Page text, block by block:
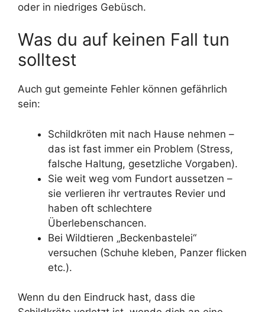
oder in niedriges Gebüsch.
Was du auf keinen Fall tun
solltest
Auch gut gemeinte Fehler können gefährlich
sein:
Schildkröten mit nach Hause nehmen –
das ist fast immer ein Problem (Stress,
falsche Haltung, gesetzliche Vorgaben).
Sie weit weg vom Fundort aussetzen –
sie verlieren ihr vertrautes Revier und
haben oft schlechtere
Überlebenschancen.
Bei Wildtieren „Beckenbastelei“
versuchen (Schuhe kleben, Panzer flicken
etc.).
Wenn du den Eindruck hast, dass die